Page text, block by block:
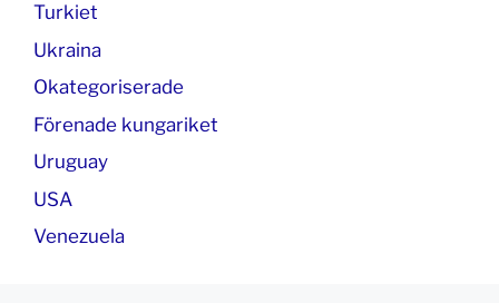
Turkiet
Ukraina
Okategoriserade
Förenade kungariket
Uruguay
USA
Venezuela